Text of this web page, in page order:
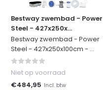
Bestway zwembad - Power
Steel - 427x250x...
Bestway zwembad - Power
Steel - 427x250x100cm - ...
Niet op voorraad
€484,95 Incl. btw